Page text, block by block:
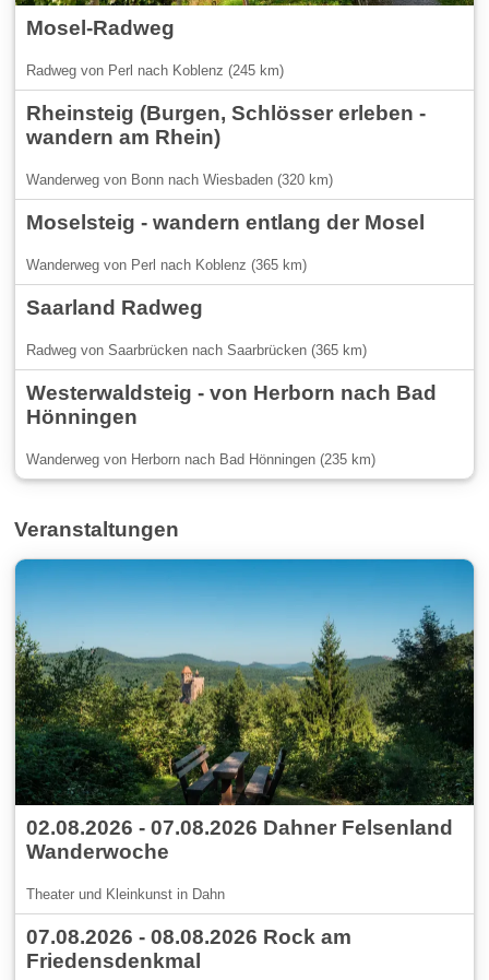
Mosel-Radweg
Radweg von Perl nach Koblenz (245 km)
Rheinsteig (Burgen, Schlösser erleben -
wandern am Rhein)
Wanderweg von Bonn nach Wiesbaden (320 km)
Moselsteig - wandern entlang der Mosel
Wanderweg von Perl nach Koblenz (365 km)
Saarland Radweg
Radweg von Saarbrücken nach Saarbrücken (365 km)
Westerwaldsteig - von Herborn nach Bad
Hönningen
Wanderweg von Herborn nach Bad Hönningen (235 km)
Veranstaltungen
02.08.2026 - 07.08.2026 Dahner Felsenland
Wanderwoche
Theater und Kleinkunst in Dahn
07.08.2026 - 08.08.2026 Rock am
Friedensdenkmal